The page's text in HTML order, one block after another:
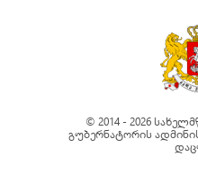
© 2014 - 2026
გუბერნატორის